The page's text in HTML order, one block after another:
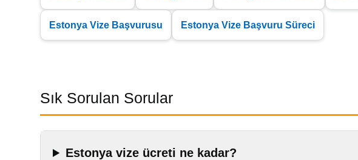
Estonya Vize Başvurusu Estonya Vize Başvuru Süreci
Sık Sorulan Sorular
Estonya vize ücreti ne kadar?